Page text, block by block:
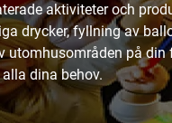
aktiviteter och
drycker, fyllning av
utomhusområden på
dina behov.